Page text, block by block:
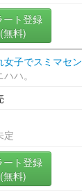
ート登録
(無料)
女子でスミマセン
ハ。
定
ート登録
(無料)